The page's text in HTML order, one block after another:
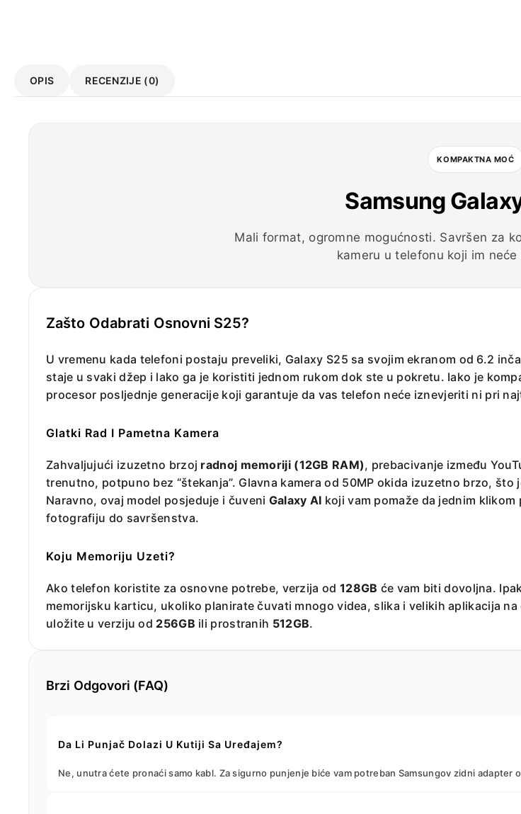
OPIS RECENZIJE (0)
KOMPAKTNA MOĆ
Samsung
Mali format, ogromne mogućnosti. Savršen za
kameru u telefonu koji im
Zašto Odabrati Osnovni S25?
U vremenu kada telefoni postaju preveliki, Galaxy S25 sa svojim ekranom od 6.2
staje u svaki džep i lako ga je koristiti jednom rukom dok ste u pokretu. Iako je
procesor posljednje generacije koji garantuje da vas telefon neće iznevjeriti ni pri
Glatki Rad I Pametna Kamera
Zahvaljujući izuzetno brzoj radnoj memoriji (12GB RAM), prebacivanje između
trenutno, potpuno bez “štekanja”. Glavna kamera od 50MP okida izuzetno brzo,
Naravno, ovaj model posjeduje i čuveni Galaxy AI koji vam pomaže da jednim
fotografiju do savršenstva.
Koju Memoriju Uzeti?
Ako telefon koristite za osnovne potrebe, verzija od 128GB će vam biti dovoljna.
memorijsku karticu, ukoliko planirate čuvati mnogo videa, slika i velikih aplikacija
uložite u verziju od 256GB ili prostranih 512GB.
Brzi Odgovori (FAQ)
Da Li Punjač Dolazi U Kutiji Sa Uređajem?
Ne, unutra ćete pronaći samo kabl. Za sigurno punjenje biće vam potreban Samsungov zidni adapter